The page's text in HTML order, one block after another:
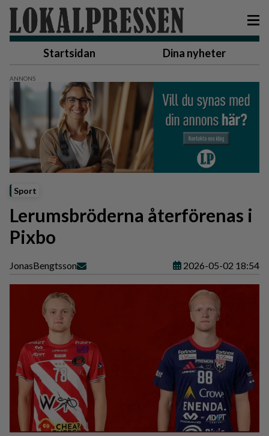
Startsidan Dina nyheter
Sport
Lerumsbröderna återförenas i
Pixbo
JonasBengtsson 2026-05-02 18:54